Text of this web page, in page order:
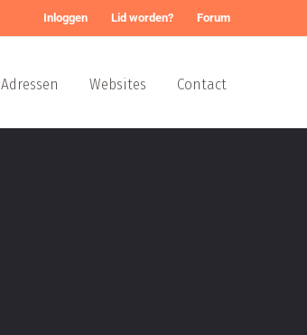
Inloggen Lid worden? Forum
Adressen Websites Contact